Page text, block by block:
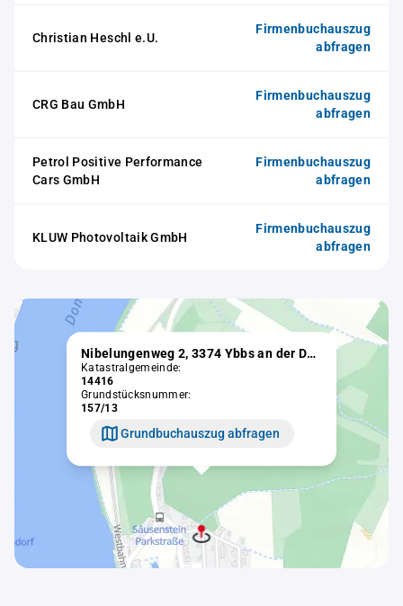
Christian Heschl e.U.
Firmenbuchauszug
abfragen
CRG Bau GmbH
Firmenbuchauszug
abfragen
Petrol Positive Performance
Cars GmbH
Firmenbuchauszug
abfragen
KLUW Photovoltaik GmbH
Firmenbuchauszug
abfragen
Nibelungenweg 2, 3374 Ybbs an der Donau
Katastralgemeinde:
14416
Grundstücksnummer:
157/13
Grundbuchauszug abfragen